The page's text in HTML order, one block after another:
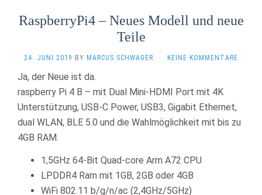
RaspberryPi4 – Neues Modell und neue
Teile
24. JUNI 2019 BY MARCUS SCHWAGER · KEINE KOMMENTARE
Ja, der Neue ist da.
raspberry Pi 4 B – mit Dual Mini-HDMI Port mit 4K
Unterstützung, USB-C Power, USB3, Gigabit Ethernet,
dual WLAN, BLE 5.0 und die Wahlmöglichkeit mit bis zu
4GB RAM.
1,5GHz 64-Bit Quad-core Arm A72 CPU
LPDDR4 Ram mit 1GB, 2GB oder 4GB
WiFi 802.11 b/g/n/ac (2,4GHz/5GHz)